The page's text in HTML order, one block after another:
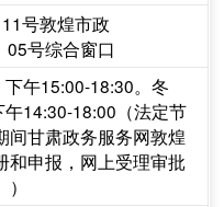
号敦煌市政
05号综合窗口
午15:00-18:30。冬
14:30-18:00（法定节
间甘肃政务服务网敦煌
和申报，网上受理审批